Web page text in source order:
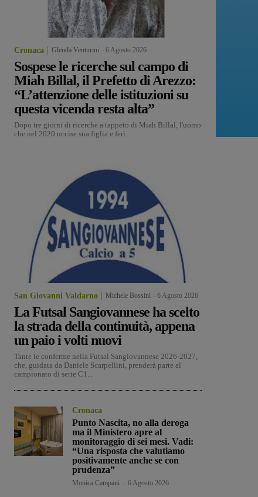
Cronaca Glenda Venturini 6 Agosto 2026
Sospese le ricerche sul campo di
Miah Billal, il Prefetto di Arezzo:
“L’attenzione delle istituzioni su
questa vicenda resta alta”
Dopo tre giorni di ricerche a tappeto di Miah Billal, l'uomo
che nel 2020 uccise sua figlia e ferì...
San Giovanni Valdarno Michele Bossini 6 Agosto 2026
La Futsal Sangiovannese ha scelto
la strada della continuità, appena
un paio i volti nuovi
Tante le conferme nella Futsal Sangiovannese 2026-2027,
che, guidata da Daniele Scarpellini, prenderà parte al
campionato di serie C1...
Cronaca
Punto Nascita, no alla deroga
ma il Ministero apre al
monitoraggio di sei mesi. Vadi:
“Una risposta che valutiamo
positivamente anche se con
prudenza”
Monica Campani 6 Agosto 2026